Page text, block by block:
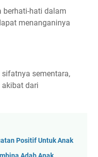
berhati-hati dalam
menanganinya
sementara,
dari
Positif Untuk Anak